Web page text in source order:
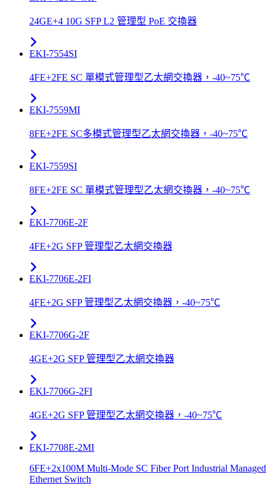
24GE+4 10G SFP L2 管理型 PoE 交換器
EKI-7554SI
4FE+2FE SC 單模式管理型乙太網交換器，-40~75℃
EKI-7559MI
8FE+2FE SC多模式管理型乙太網交換器，-40~75℃
EKI-7559SI
8FE+2FE SC 單模式管理型乙太網交換器，-40~75℃
EKI-7706E-2F
4FE+2G SFP 管理型乙太網交換器
EKI-7706E-2FI
4FE+2G SFP 管理型乙太網交換器，-40~75℃
EKI-7706G-2F
4GE+2G SFP 管理型乙太網交換器
EKI-7706G-2FI
4GE+2G SFP 管理型乙太網交換器，-40~75℃
EKI-7708E-2MI
6FE+2x100M Multi-Mode SC Fiber Port Industrial Managed
Ethernet Switch